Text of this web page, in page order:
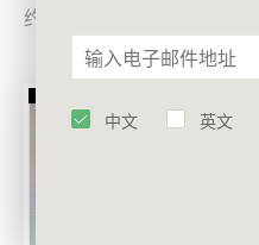
约专家、对外经贸大学以
访问行程安排和中欧关系
英语国际新闻频道TRT
中文 英文